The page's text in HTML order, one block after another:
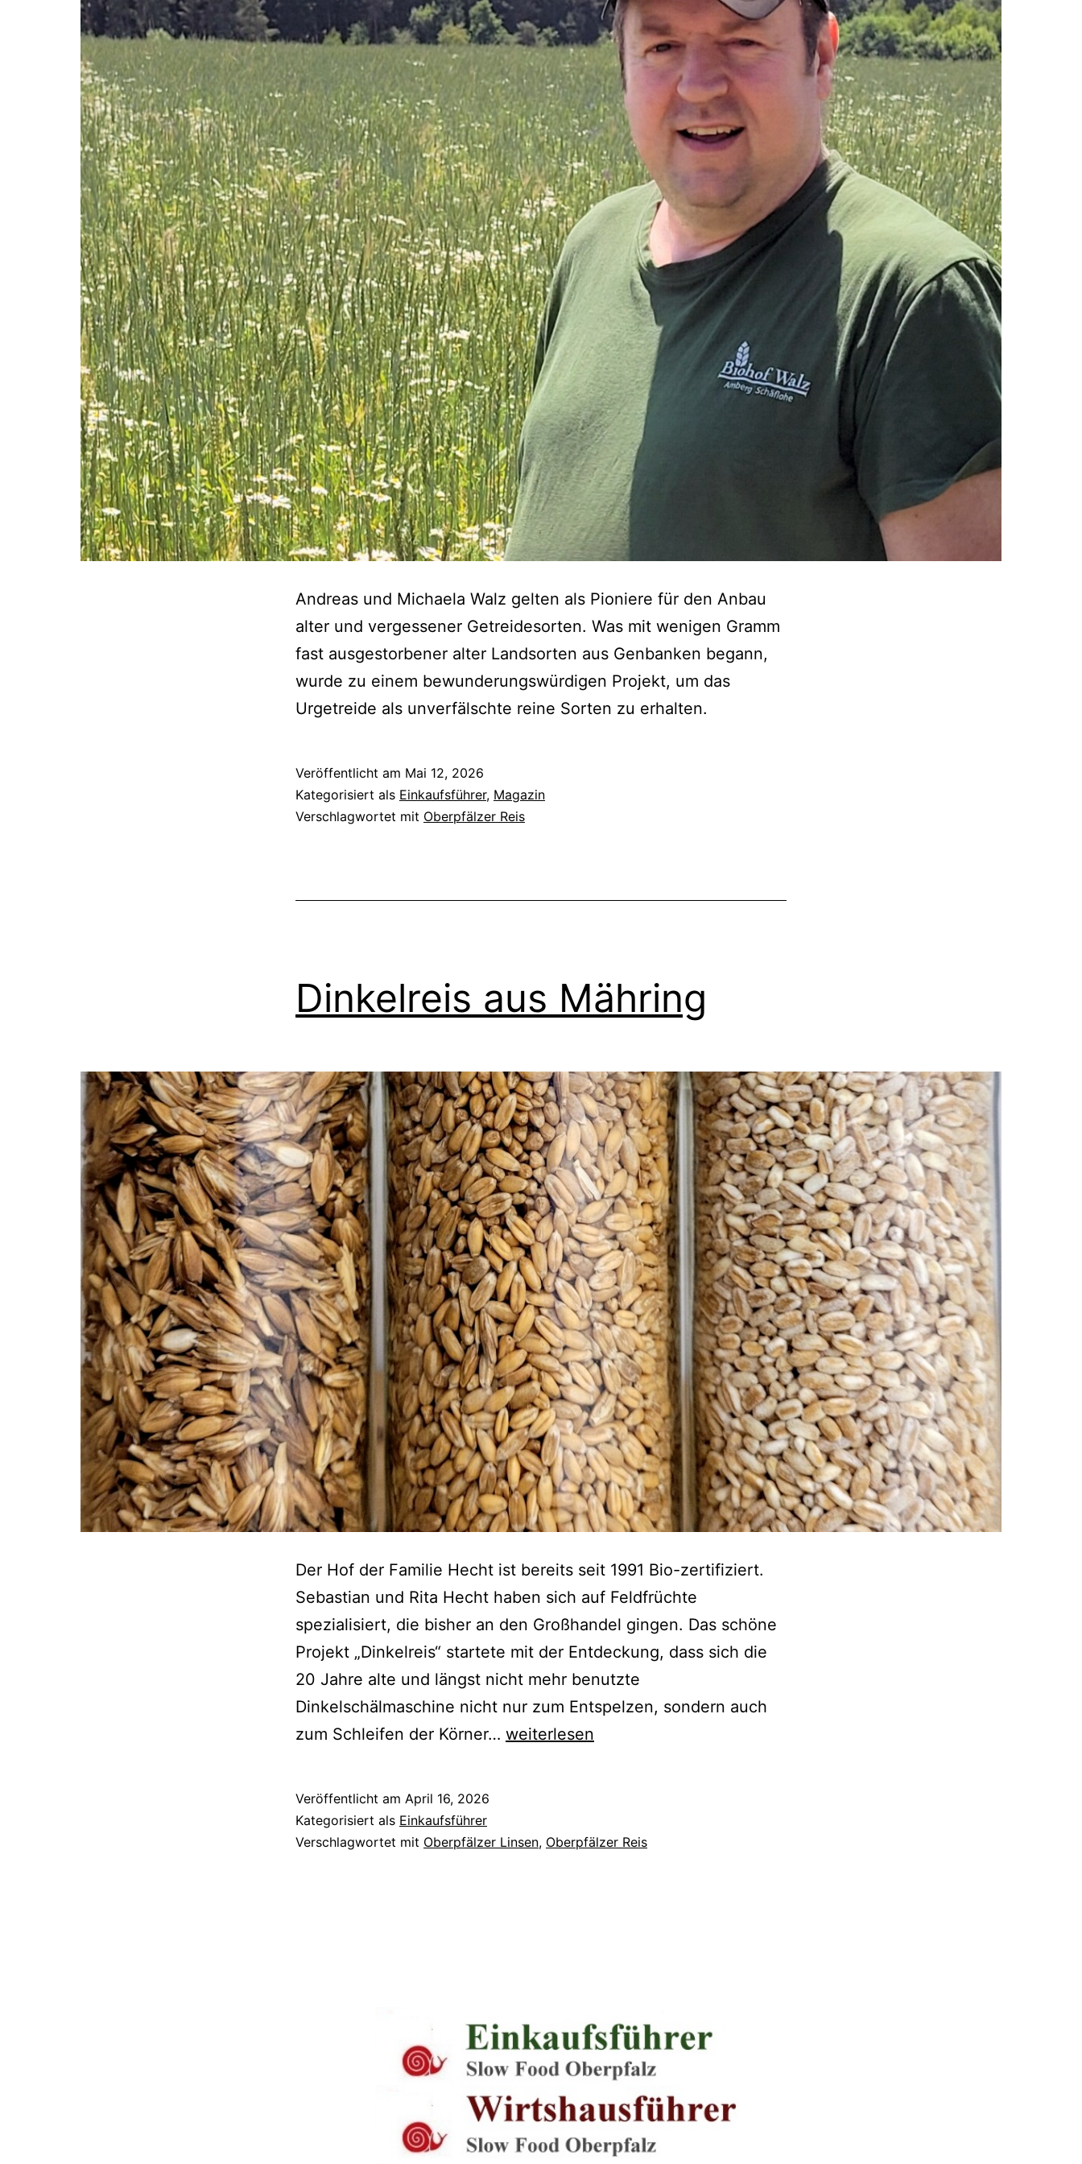
Andreas und Michaela Walz gelten als Pioniere für den Anbau
alter und vergessener Getreidesorten. Was mit wenigen Gramm
fast ausgestorbener alter Landsorten aus Genbanken begann,
wurde zu einem bewunderungswürdigen Projekt, um das
Urgetreide als unverfälschte reine Sorten zu erhalten.
Veröffentlicht am Mai 12, 2026
Kategorisiert als Einkaufsführer, Magazin
Verschlagwortet mit Oberpfälzer Reis
Dinkelreis aus Mähring
Der Hof der Familie Hecht ist bereits seit 1991 Bio-zertifiziert.
Sebastian und Rita Hecht haben sich auf Feldfrüchte
spezialisiert, die bisher an den Großhandel gingen. Das schöne
Projekt „Dinkelreis“ startete mit der Entdeckung, dass sich die
20 Jahre alte und längst nicht mehr benutzte
Dinkelschälmaschine nicht nur zum Entspelzen, sondern auch
zum Schleifen der Körner… Dinkelreis
weiterlesen
Veröffentlicht am April 16, 2026
Kategorisiert als Einkaufsführer
Verschlagwortet mit Oberpfälzer Linsen, Oberpfälzer Reis